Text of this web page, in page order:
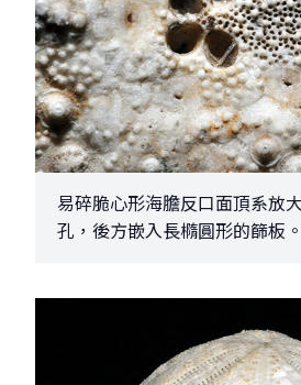
易碎脆心形海膽反口面頂系放
孔，後方嵌入長橢圓形的篩板。